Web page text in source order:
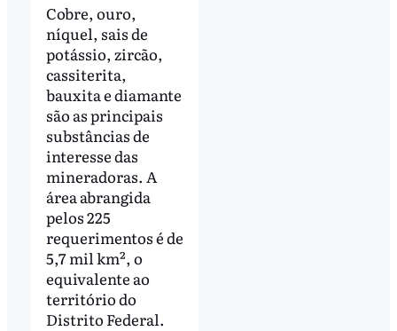
Cobre, ouro,
níquel, sais de
potássio, zircão,
cassiterita,
bauxita e diamante
são as principais
substâncias de
interesse das
mineradoras. A
área abrangida
pelos 225
requerimentos é de
5,7 mil km², o
equivalente ao
território do
Distrito Federal.